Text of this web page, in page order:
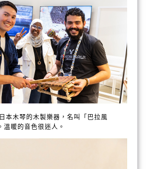
本木琴的木製樂器，名叫「巴拉風
溫暖的音色很迷人。